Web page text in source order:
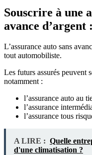
Souscrire à une
avance d’argent
L’assurance auto sans
tout automobiliste.
Les futurs assurés peuvent
notamment :
l’assurance auto au
l’assurance
l’assurance tous
A LIRE : Quelle
d'une climatisation ?